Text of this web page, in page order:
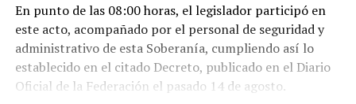
En punto de las 08:00 horas, el legislador participó en
este acto, acompañado por el personal de seguridad y
administrativo de esta Soberanía, cumpliendo así lo
establecido en el citado Decreto, publicado en el Diario
Oficial de la Federación el pasado 14 de agosto.